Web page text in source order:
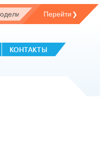
КОНТАКТЫ